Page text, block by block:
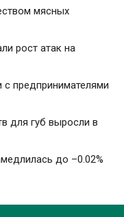
мясных
рост атак на
с предпринимателями
для губ выросли в
до –0.02%